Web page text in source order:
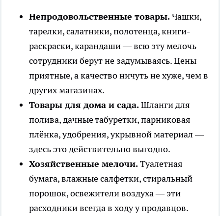
Непродовольственные товары.Чашки,
тарелки, салатники, полотенца, книги-
раскраски, карандаши — всю эту мелочь
сотрудники берут не задумываясь. Цены
приятные, а качество ничуть не хуже, чем в
других магазинах.
Товары для дома и сада.Шланги для
полива, дачные табуретки, парниковая
плёнка, удобрения, укрывной материал —
здесь это действительно выгодно.
Хозяйственные мелочи.Туалетная
бумага, влажные салфетки, стиральный
порошок, освежители воздуха — эти
расходники всегда в ходу у продавцов.